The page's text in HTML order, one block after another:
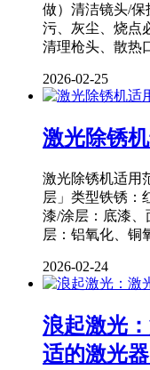
做）清洁镜头/
污、灰尘、烧点
清理枪头、散热
2026-02-25
激光除锈
激光除锈机适用
层」类型铁锈：
漆/涂层：底漆
层：铝氧化、铜
2026-02-24
浪起激光
适的激光器